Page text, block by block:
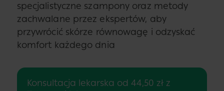
specjalistyczne szampony oraz metody
zachwalane przez ekspertów, aby
przywrócić skórze równowagę i odzyskać
komfort każdego dnia
Konsultacja lekarska od 44,50 zł z